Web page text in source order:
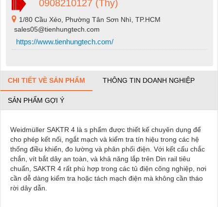
0908210127 (Thy)
1/80 Cầu Xéo, Phường Tân Sơn Nhì, TP.HCM
sales05@tienhungtech.com
https://www.tienhungtech.com/
CHI TIẾT VỀ SẢN PHẨM THÔNG TIN DOANH NGHIỆP
SẢN PHẨM GỢI Ý
Weidmüller SAKTR 4 là s phẩm được thiết kế chuyên dụng để
cho phép kết nối, ngắt mạch và kiểm tra tín hiệu trong các hệ
thống điều khiển, đo lường và phân phối điện. Với kết cấu chắc
chắn, vít bắt dây an toàn, và khả năng lắp trên Din rail tiêu
chuẩn, SAKTR 4 rất phù hợp trong các tủ điện công nghiệp, nơi
cần dễ dàng kiểm tra hoặc tách mạch điện mà không cần tháo
rời dây dẫn.